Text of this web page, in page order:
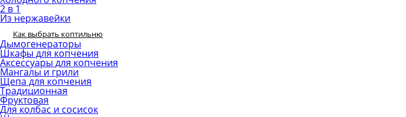
2 в 1
Из нержавейки
Как выбрать коптильню
Дымогенераторы
Шкафы для копчения
Аксессуары для копчения
Мангалы и грили
Щепа для копчения
Традиционная
Фруктовая
Для колбас и сосисок